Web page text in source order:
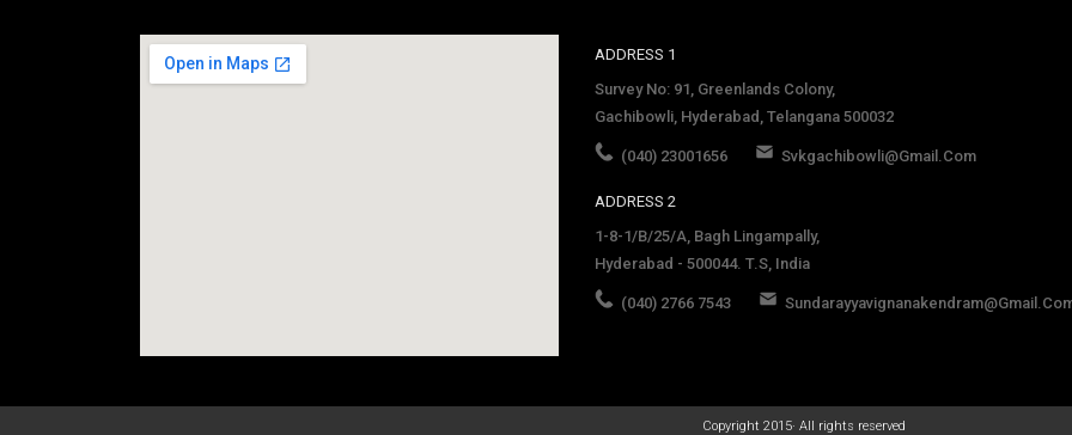
ADDRESS 1
Survey No: 91, Greenlands Colony,
Gachibowli, Hyderabad, Telangana 500032
(040) 23001656 Svkgachibowli@gmail.com
ADDRESS 2
1-8-1/B/25/A, Bagh Lingampally,
Hyderabad - 500044. T.S, India
(040) 2766 7543
Copyright 2015· All rights reserved